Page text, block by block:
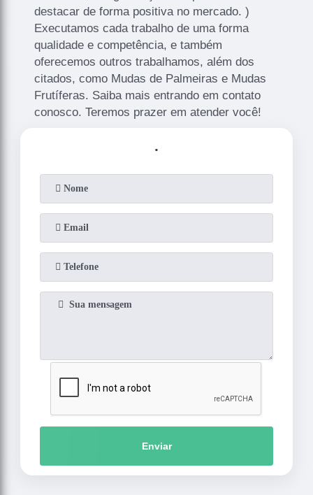
destacar de forma positiva no mercado. )
Executamos cada trabalho de uma forma
qualidade e competência, e também
oferecemos outros trabalhamos, além dos
citados, como Mudas de Palmeiras e Mudas
Frutíferas. Saiba mais entrando em contato
conosco. Teremos prazer em atender você!
.
Enviar